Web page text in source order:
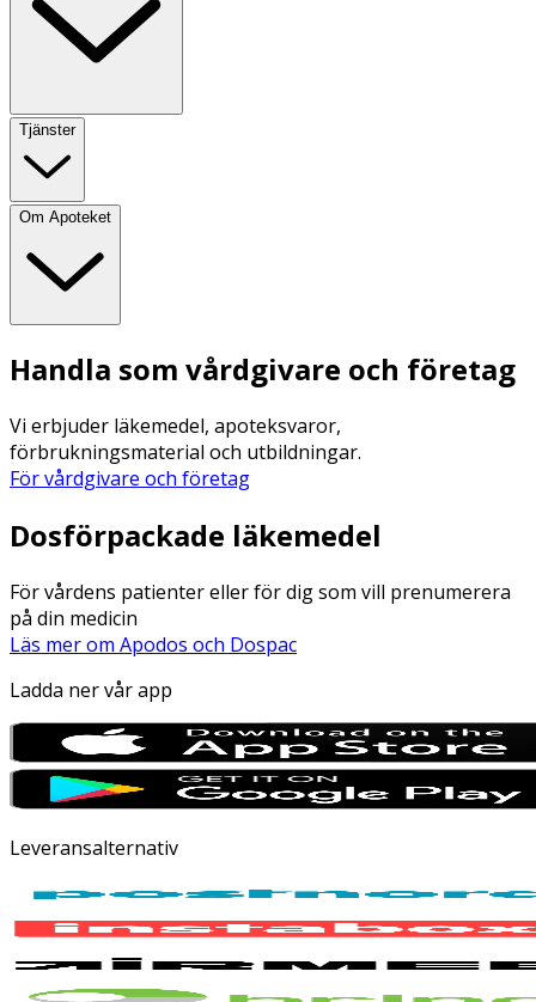
Tjänster
Om Apoteket
Handla som vårdgivare och företag
Vi erbjuder läkemedel, apoteksvaror,
förbrukningsmaterial och utbildningar.
För vårdgivare och företag
Dosförpackade läkemedel
För vårdens patienter eller för dig som vill prenumerera
på din medicin
Läs mer om Apodos och Dospac
Ladda ner vår app
Leveransalternativ